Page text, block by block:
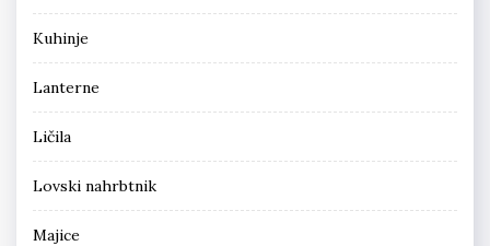
Kuhinje
Lanterne
Ličila
Lovski nahrbtnik
Majice